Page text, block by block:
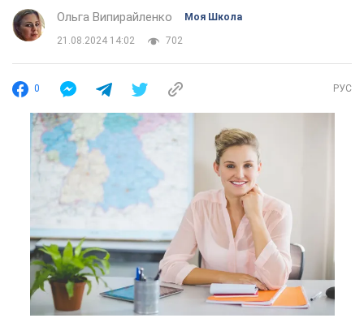
Ольга Випирайленко Моя Школа
21.08.2024 14:02 702
0 РУС